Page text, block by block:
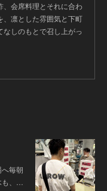
、会席料理とそれに合わ
、凛とした雰囲気と下町
しのもとで召し上がっ
毎朝
、…